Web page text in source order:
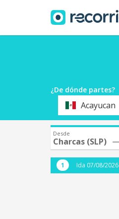
¿De dónde partes?
OrigenAcayucan
Desde
Charcas (SLP)
Ida 07/08/2026